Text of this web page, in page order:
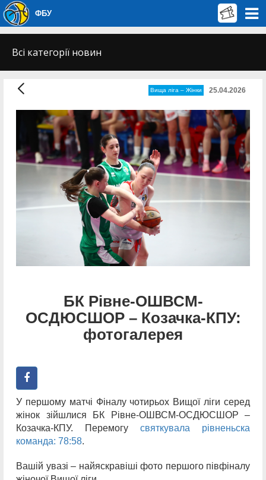
ФБУ
Всі категорії новин
Вища лiга – Жiнки 25.04.2026
БК Рівне-ОШВСМ-
ОСДЮСШОР – Козачка-КПУ:
фотогалерея
У першому матчі Фіналу чотирьох Вищої ліги серед
жінок зійшлися БК Рівне-ОШВСМ-ОСДЮСШОР –
Козачка-КПУ. Перемогу святкувала рівненьска
команда: 78:58.
Вашій увазі – найяскравіші фото першого півфіналу